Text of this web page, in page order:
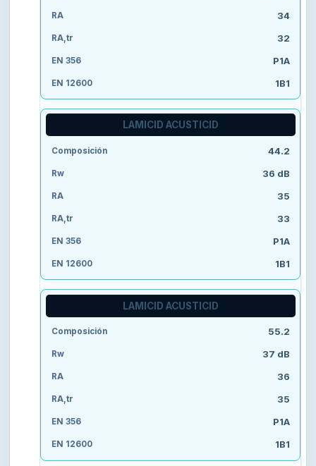
34
32
P1A
1B1
LAMICID ACUSTICID
44.2
36 dB
35
33
P1A
1B1
LAMICID ACUSTICID
55.2
37 dB
36
35
P1A
1B1